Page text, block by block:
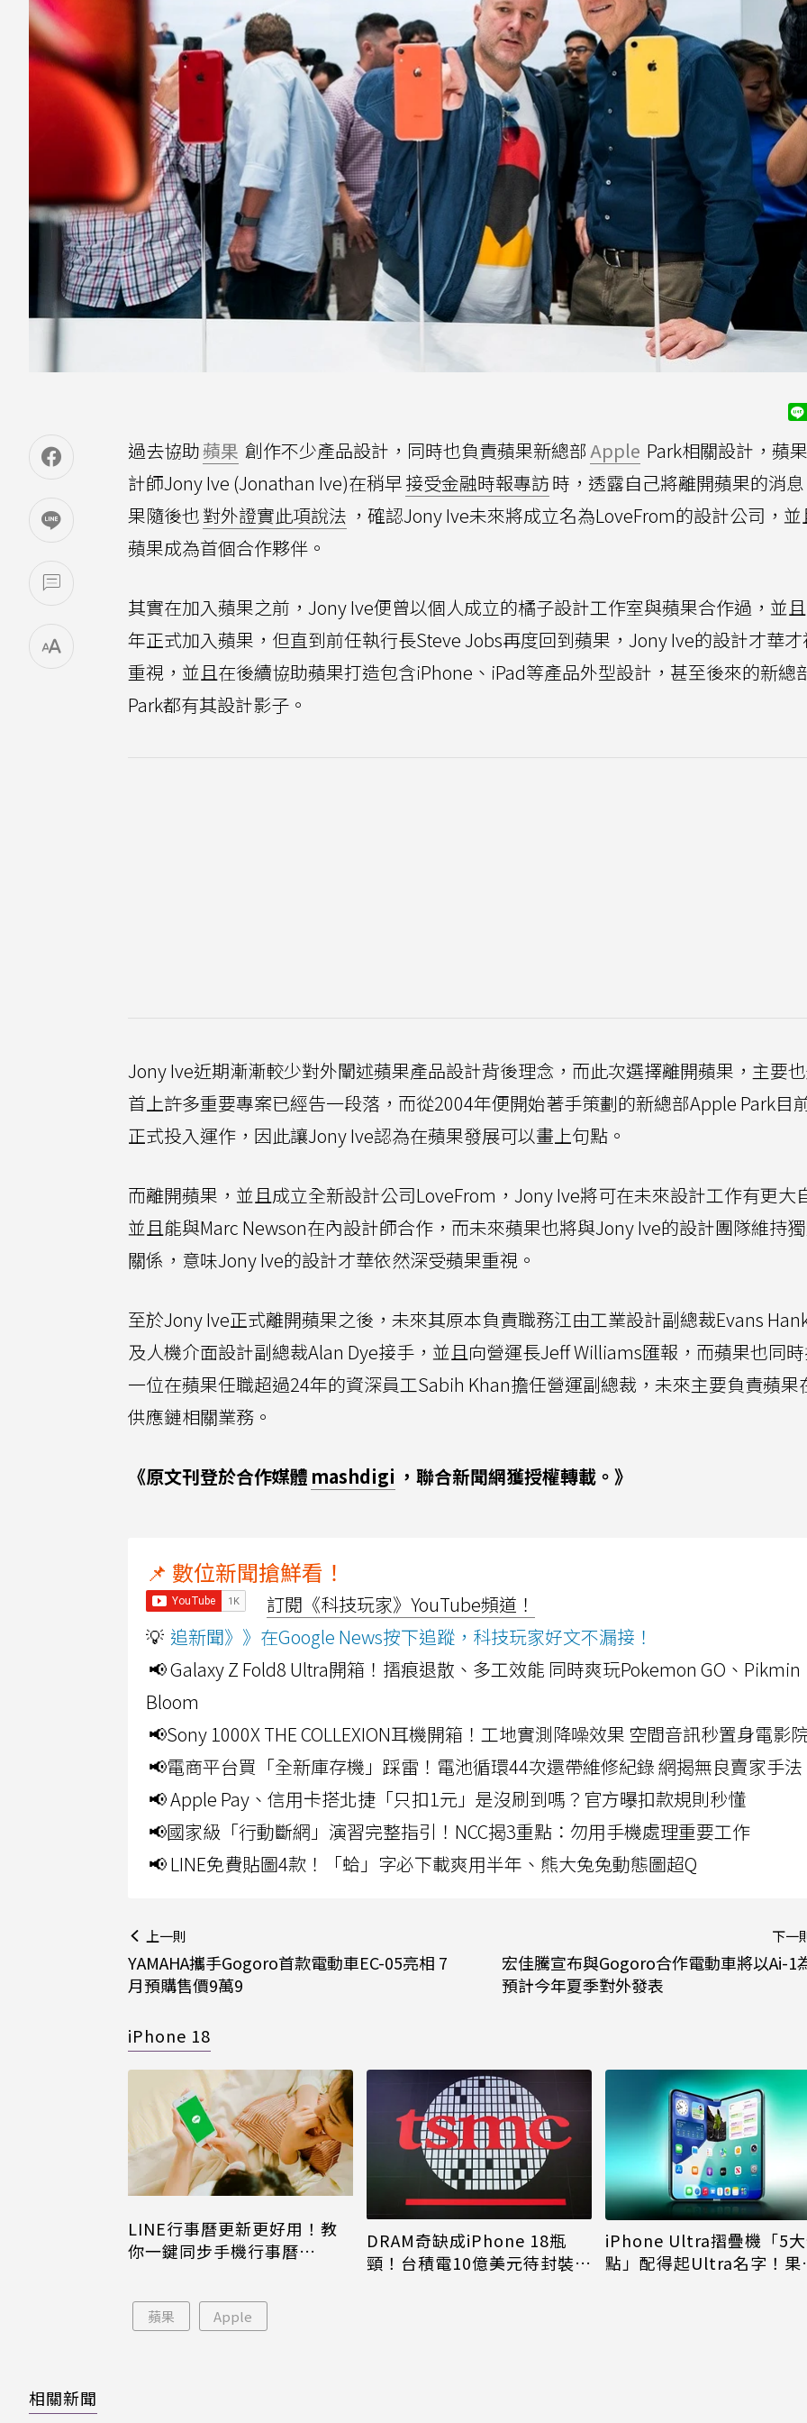
過去協助蘋果 創作不少產品設計，同時也負責蘋果新總部Apple Park相關設計，蘋
計師Jony Ive (Jonathan Ive)在稍早接受金融時報專訪時，透露自己將離開蘋果的消
果隨後也對外證實此項說法 ，確認Jony Ive未來將成立名為LoveFrom的設計公司，
蘋果成為首個合作夥伴。
其實在加入蘋果之前，Jony Ive便曾以個人成立的橘子設計工作室與蘋果合作過，並
年正式加入蘋果，但直到前任執行長Steve Jobs再度回到蘋果，Jony Ive的設計才華才
重視，並且在後續協助蘋果打造包含iPhone、iPad等產品外型設計，甚至後來的新總
Park都有其設計影子。
Jony Ive近期漸漸較少對外闡述蘋果產品設計背後理念，而此次選擇離開蘋果，主要
首上許多重要專案已經告一段落，而從2004年便開始著手策劃的新總部Apple Park目
正式投入運作，因此讓Jony Ive認為在蘋果發展可以畫上句點。
而離開蘋果，並且成立全新設計公司LoveFrom，Jony Ive將可在未來設計工作有更大
並且能與Marc Newson在內設計師合作，而未來蘋果也將與Jony Ive的設計團隊維持
關係，意味Jony Ive的設計才華依然深受蘋果重視。
至於Jony Ive正式離開蘋果之後，未來其原本負責職務江由工業設計副總裁Evans
及人機介面設計副總裁Alan Dye接手，並且向營運長Jeff Williams匯報，而蘋果也同
一位在蘋果任職超過24年的資深員工Sabih Khan擔任營運副總裁，未來主要負責蘋果
供應鏈相關業務。
《原文刊登於合作媒體 mashdigi ，聯合新聞網獲授權轉載。》
📌 數位新聞搶鮮看！
訂閱《科技玩家》YouTube頻道！
💡 追新聞》》在Google News按下追蹤，科技玩家好文不漏接！
📢 Galaxy Z Fold8 Ultra開箱！摺痕退散、多工效能 同時爽玩Pokemon GO、Pikmin
Bloom
📢Sony 1000X THE COLLEXION耳機開箱！工地實測降噪效果 空間音訊秒置身電影
📢電商平台買「全新庫存機」踩雷！電池循環44次還帶維修紀錄 網揭無良賣家手法
📢 Apple Pay、信用卡搭北捷「只扣1元」是沒刷到嗎？官方曝扣款規則秒懂
📢國家級「行動斷網」演習完整指引！NCC揭3重點：勿用手機處理重要工作
📢 LINE免費貼圖4款！「蛤」字必下載爽用半年、熊大兔兔動態圖超Q
上一則
YAMAHA攜手Gogoro首款電動車EC-05亮相 7
月預購售價9萬9
下一
宏佳騰宣布與Gogoro合作電動車將以Ai-1
預計今年夏季對外發表
iPhone 18
LINE行事曆更新更好用！教
你一鍵同步手機行事曆
DRAM奇缺成iPhone 18瓶
頸！台積電10億美元待封裝晶
iPhone Ultra摺疊機「5
點」配得起Ultra名字！果
蘋果 Apple
相關新聞